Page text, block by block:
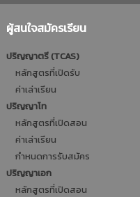
ผู้สนใจสมัครเรียน
ปริญญาตรี (TCAS)
หลักสูตรที่เปิดรับ
ค่าเล่าเรียน
ปริญญาโท
หลักสูตรที่เปิดสอน
ค่าเล่าเรียน
กำหนดการรับสมัคร
ปริญญาเอก
หลักสูตรที่เปิดสอน